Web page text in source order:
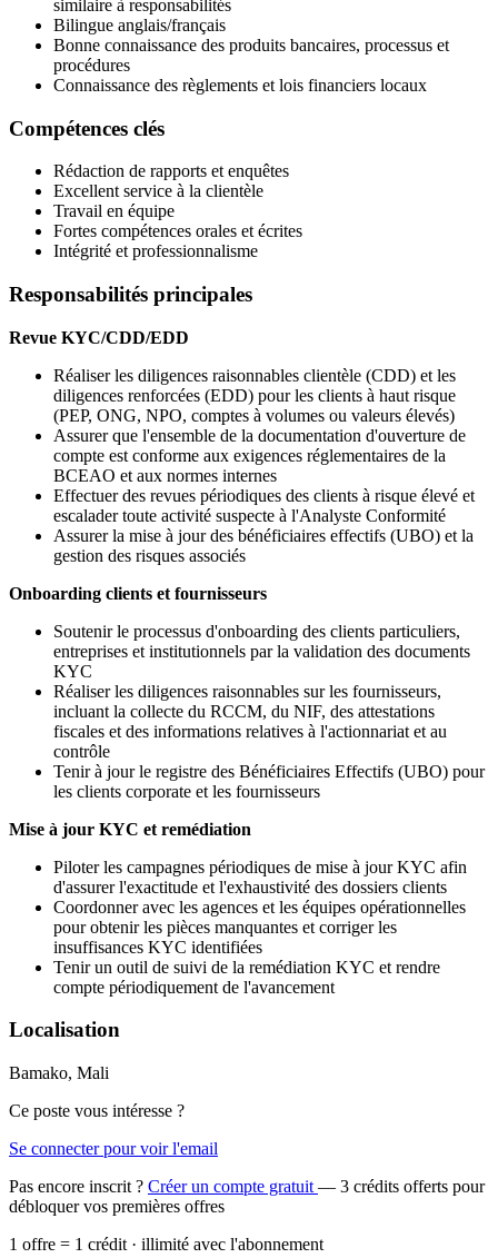
similaire à responsabilités
Bilingue anglais/français
Bonne connaissance des produits bancaires, processus et
procédures
Connaissance des règlements et lois financiers locaux
Compétences clés
Rédaction de rapports et enquêtes
Excellent service à la clientèle
Travail en équipe
Fortes compétences orales et écrites
Intégrité et professionnalisme
Responsabilités principales
Revue KYC/CDD/EDD
Réaliser les diligences raisonnables clientèle (CDD) et les
diligences renforcées (EDD) pour les clients à haut risque
(PEP, ONG, NPO, comptes à volumes ou valeurs élevés)
Assurer que l'ensemble de la documentation d'ouverture de
compte est conforme aux exigences réglementaires de la
BCEAO et aux normes internes
Effectuer des revues périodiques des clients à risque élevé et
escalader toute activité suspecte à l'Analyste Conformité
Assurer la mise à jour des bénéficiaires effectifs (UBO) et la
gestion des risques associés
Onboarding clients et fournisseurs
Soutenir le processus d'onboarding des clients particuliers,
entreprises et institutionnels par la validation des documents
KYC
Réaliser les diligences raisonnables sur les fournisseurs,
incluant la collecte du RCCM, du NIF, des attestations
fiscales et des informations relatives à l'actionnariat et au
contrôle
Tenir à jour le registre des Bénéficiaires Effectifs (UBO) pour
les clients corporate et les fournisseurs
Mise à jour KYC et remédiation
Piloter les campagnes périodiques de mise à jour KYC afin
d'assurer l'exactitude et l'exhaustivité des dossiers clients
Coordonner avec les agences et les équipes opérationnelles
pour obtenir les pièces manquantes et corriger les
insuffisances KYC identifiées
Tenir un outil de suivi de la remédiation KYC et rendre
compte périodiquement de l'avancement
Localisation
Bamako, Mali
Ce poste vous intéresse ?
Se connecter pour voir l'email
Pas encore inscrit ? Créer un compte gratuit — 3 crédits offerts pour
débloquer vos premières offres
1 offre = 1 crédit · illimité avec l'abonnement